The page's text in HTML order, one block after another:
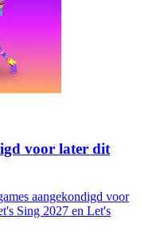
voor later dit
aangekondigd voor
Sing 2027 en Let's